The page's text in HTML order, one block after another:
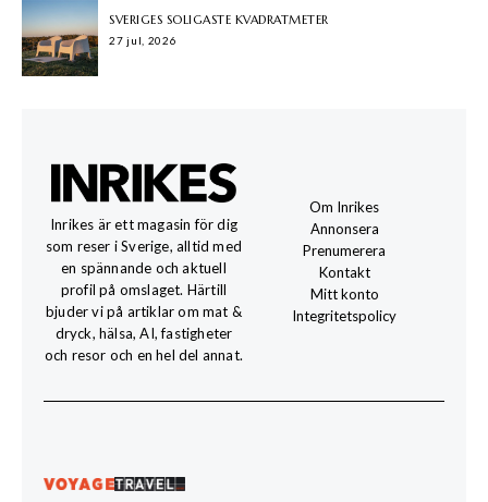
SVERIGES SOLIGASTE KVADRATMETER
27 jul, 2026
Inrikes är ett magasin för dig
som reser i Sverige, alltid med
en spännande och aktuell
profil på omslaget. Härtill
bjuder vi på artiklar om mat &
dryck, hälsa, AI, fastigheter
och resor och en hel del annat.
Om Inrikes
Annonsera
Prenumerera
Kontakt
Mitt konto
Integritetspolicy